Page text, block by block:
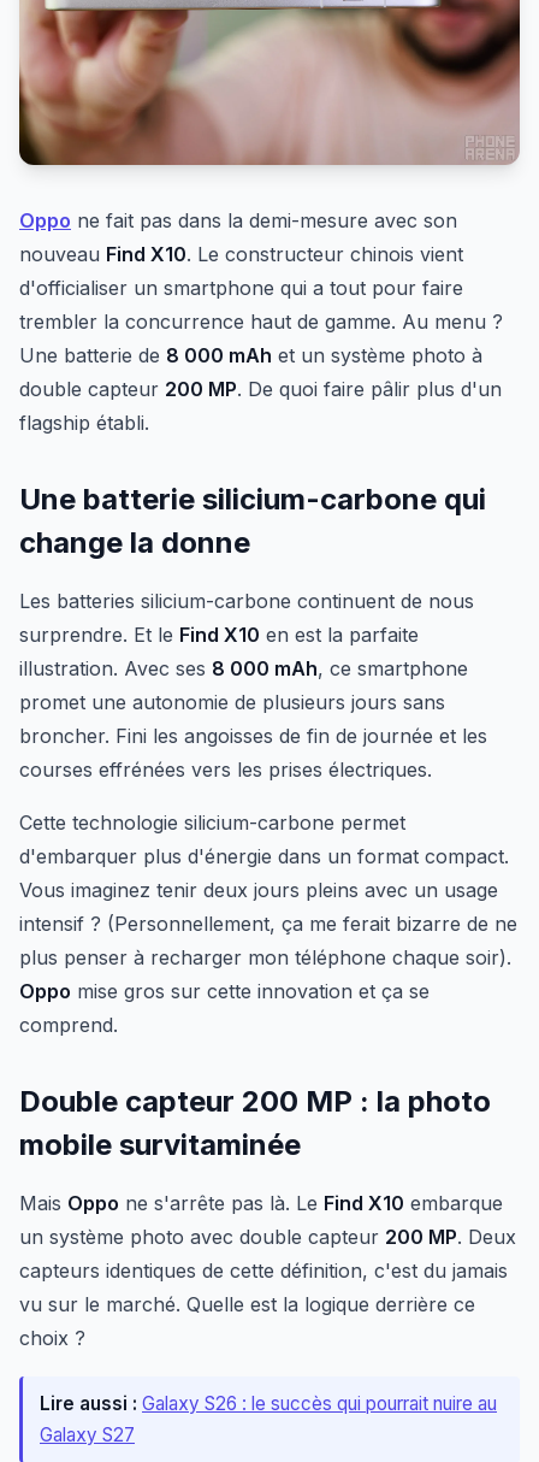
Oppo ne fait pas dans la demi-mesure avec son
nouveau Find X10. Le constructeur chinois vient
d'officialiser un smartphone qui a tout pour faire
trembler la concurrence haut de gamme. Au menu ?
Une batterie de 8 000 mAh et un système photo à
double capteur 200 MP. De quoi faire pâlir plus d'un
flagship établi.
Une batterie silicium-carbone qui
change la donne
Les batteries silicium-carbone continuent de nous
surprendre. Et le Find X10 en est la parfaite
illustration. Avec ses 8 000 mAh, ce smartphone
promet une autonomie de plusieurs jours sans
broncher. Fini les angoisses de fin de journée et les
courses effrénées vers les prises électriques.
Cette technologie silicium-carbone permet
d'embarquer plus d'énergie dans un format compact.
Vous imaginez tenir deux jours pleins avec un usage
intensif ? (Personnellement, ça me ferait bizarre de ne
plus penser à recharger mon téléphone chaque soir).
Oppo mise gros sur cette innovation et ça se
comprend.
Double capteur 200 MP : la photo
mobile survitaminée
Mais Oppo ne s'arrête pas là. Le Find X10 embarque
un système photo avec double capteur 200 MP. Deux
capteurs identiques de cette définition, c'est du jamais
vu sur le marché. Quelle est la logique derrière ce
choix ?
Lire aussi : Galaxy S26 : le succès qui pourrait nuire au
Galaxy S27